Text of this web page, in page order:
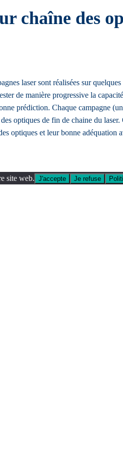
chaîne des
laser sont réalisées sur
de manière progressive la
prédiction. Chaque campagne
optiques de fin de chaine du
optiques et leur bonne
site web. J'accepte Je refuse